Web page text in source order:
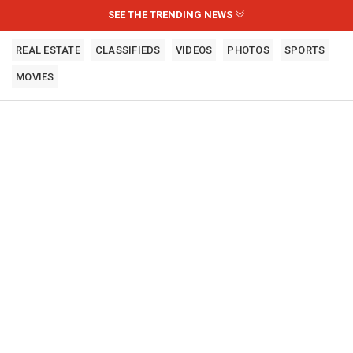
SEE THE TRENDING NEWS
REAL ESTATE CLASSIFIEDS VIDEOS PHOTOS SPORTS
MOVIES